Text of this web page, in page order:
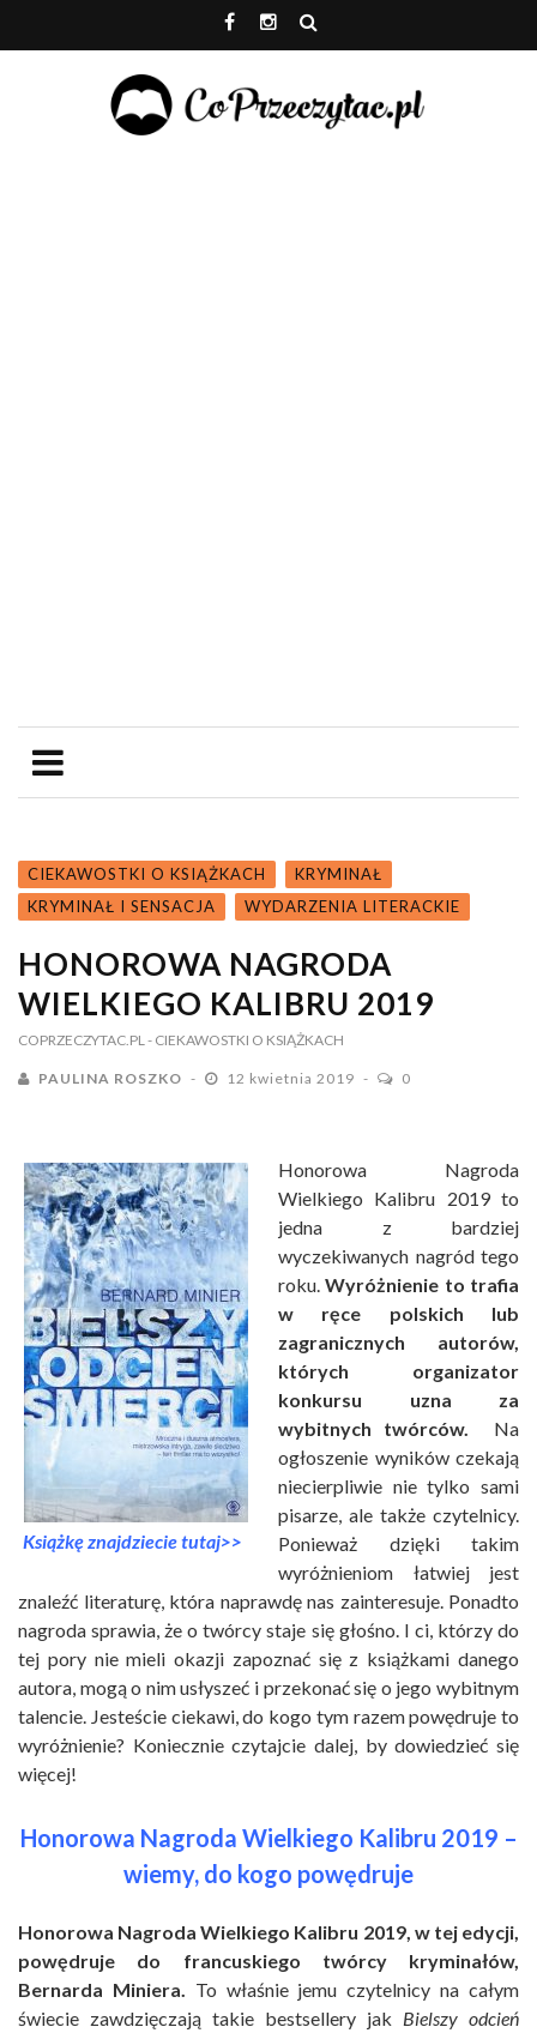
CIEKAWOSTKI O KSIĄŻKACH
KRYMINAŁ
KRYMINAŁ I SENSACJA
WYDARZENIA LITERACKIE
HONOROWA NAGRODA
WIELKIEGO KALIBRU 2019
COPRZECZYTAC.PL - CIEKAWOSTKI O KSIĄŻKACH
PAULINA ROSZKO 12 kwietnia 2019 0
Książkę znajdziecie tutaj>>
Honorowa Nagroda
Wielkiego Kalibru 2019 to
jedna z bardziej
wyczekiwanych nagród tego
roku.Wyróżnienie to trafia
w ręce polskich lub
zagranicznych autorów,
których organizator
konkursu uzna za
wybitnych twórców. Na
ogłoszenie wyników czekają
niecierpliwie nie tylko sami
pisarze, ale także czytelnicy.
Ponieważ dzięki takim
wyróżnieniom łatwiej jest
znaleźć literaturę, która naprawdę nas zainteresuje. Ponadto
nagroda sprawia, że o twórcy staje się głośno. I ci, którzy do
tej pory nie mieli okazji zapoznać się z książkami danego
autora, mogą o nim usłyszeć i przekonać się o jego wybitnym
talencie. Jesteście ciekawi, do kogo tym razem powędruje to
wyróżnienie? Koniecznie czytajcie dalej, by dowiedzieć się
więcej!
Honorowa Nagroda Wielkiego Kalibru 2019 –
wiemy, do kogo powędruje
Honorowa Nagroda Wielkiego Kalibru 2019, w tej edycji,
powędruje do francuskiego twórcy kryminałów,
Bernarda Miniera. To właśnie jemu czytelnicy na całym
świecie zawdzięczają takie bestsellery jak Bielszy odcień